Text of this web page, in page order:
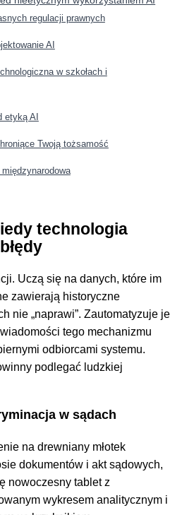
regulacji prawnych
AI
w szkołach i
etyką AI
Twoją tożsamość
międzynarodowa
technologia
Uczą się na danych, które im
zawierają historyczne
nie „naprawi”. Zautomatyzuje je
tego mechanizmu
odbiorcami systemu.
podlegać ludzkiej
w sądach